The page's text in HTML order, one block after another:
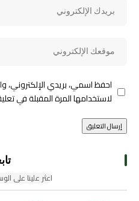
احفظ اسمي، بريدي الإلكتروني،
لاستخدامها المرة المقبلة في
اعثر علينا على